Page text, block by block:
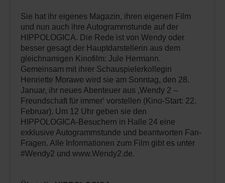
Sie hat ihr eigenes Magazin, ihren eigenen Film
und nun auch ihre Autogrammstunde auf der
HIPPOLOGICA. Die Rede ist von Wendy oder
besser gesagt der Hauptdarstellerin aus dem
gleichnamigen Kinofilm: Jule Hermann.
Gemeinsam mit ihrer Schauspielerkollegin
Henriette Morawe wird sie am Sonntag, den 28.
Januar, ihr neues Abenteuer aus ‚Wendy 2 –
Freundschaft für immer‘ vorstellen (Kino-Start: 22.
Februar). Um 12 Uhr geben sie den
HIPPOLOGICA-Besuchern in Halle 24 eine
exklusive Autogrammstunde und beantworten Fan-
Fragen. Alle Informationen zum Film gibt es unter
#Wendy2 und www.Wendy2.de.